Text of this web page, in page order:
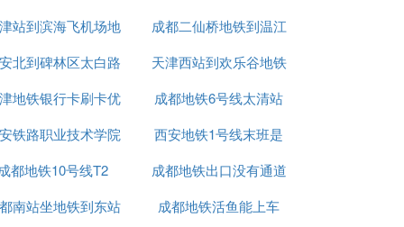
站到滨海飞机场地
铁
成都二仙桥地铁到温江
怎么走
北到碑林区太白路
西北大学地铁
天津西站到欢乐谷地铁
怎么坐车
地铁银行卡刷卡优
惠吗
成都地铁6号线太清站
铁路职业技术学院
西安地铁正式
西安地铁1号线末班是
几点
都地铁10号线T2
成都地铁出口没有通道
功能
南站坐地铁到东站
成都地铁活鱼能上车